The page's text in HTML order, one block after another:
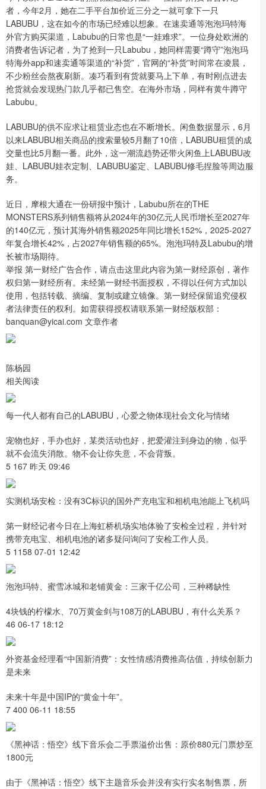
者，今年2月，她在二手平台加价近三分之一就可拿下一只
LABUBU，这在如今的市场已经难以想象。在速卖通等泡泡玛特海
外官方购买渠道，Labubu的日常也是“一娃难求”。一位身处欧洲的
消费者告诉记者，为了抢到一只Labubu，她同样需要“蹲守”泡泡玛
特海外app和速卖通等渠道的“补货”，官网的“补货”时间常在凌晨，
不少粉丝会熬夜刷新。凑巧看到有货就要马上下单，有时刚点进去
抢货就会发现热门款几乎都已售空。在海外市场，同样有黄牛蹲守
Labubu。
LABUBU的供不应求让租赁业态也在不断增长。闲鱼数据显示，6月
以来LABUBU相关商品的搜索量较5月翻了10倍，LABUBU租赁的成
交量也比5月翻一番。此外，这一潮流趋势还带火闲鱼上LABUBU改
娃、LABUBU娃衣定制、LABUBU鉴定、LABUBU修毛捏脸等周边服
务。
近日，摩根大通在一份研报中预计，Labubu所在的THE
MONSTERS系列销售额将从2024年的30亿元人民币增长至2027年
的140亿元，预计其海外销售额2025年同比增长152%，2025-2027
年复合增长42%，占2027年销售额的65%。泡泡玛特及Labubu的增
长被市场期待。
举报 第一财经广告合作，请点击这里此内容为第一财经原创，著作
权归第一财经所有。未经第一财经书面授权，不得以任何方式加以
使用，包括转载、摘编、复制或建立镜像。第一财经保留追究侵权
者法律责任的权利。如需获得授权请联系第一财经版权部：
banquan@yicai.com 文章作者
陈杨园
相关阅读
每一代人都有自己的LABUBU，心爱之物体现社会文化与情绪
宠物也好，手办也好，某类活动也好，把爱灌注到身边的物，似乎
就不会流失消散。物不会让你失意，不会背叛。
5 167 昨天 09:46
实测机场安检：没有3C标识的国外产充电宝和相机电池能上飞机吗
第一财经记者今日在上海虹桥机场实地体验了安检全过程，并针对
携带充电宝、相机电池的诸多疑问询问了安检工作人员。
5 1158 07-01 12:42
泡泡玛特、蜜雪冰城和老铺黄金：三家千亿公司，三种稀缺性
4块钱的柠檬水、70万黄金剑与108万的LABUBU，有什么关系？
46 06-17 18:12
外资基金经理看“中国新消费”：女性情感消费推高估值，持续创新力
是未来
未来十年是中国IP的“黄金十年”。
7 400 06-11 18:55
《黑神话：悟空》线下音乐会二手票溢价出售：原价880元门票炒至
1800元
由于《黑神话：悟空》线下主题音乐会并没有实行实名制售票，所